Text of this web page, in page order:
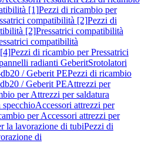
[1]Pezzi di ricambio per
compatibilità [2]Pezzi di
[2]Pressatrici compatibilità
compatibilità
Pezzi di ricambio per Pressatrici
radianti GeberitSrotolatori
/ Geberit PEPezzi di ricambio
/ Geberit PEAttrezzi per
per Attrezzi per saldatura
specchioAccessori attrezzi per
per Accessori attrezzi per
la lavorazione di tubiPezzi di
di